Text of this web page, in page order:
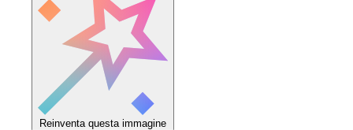
Reinventa questa immagine